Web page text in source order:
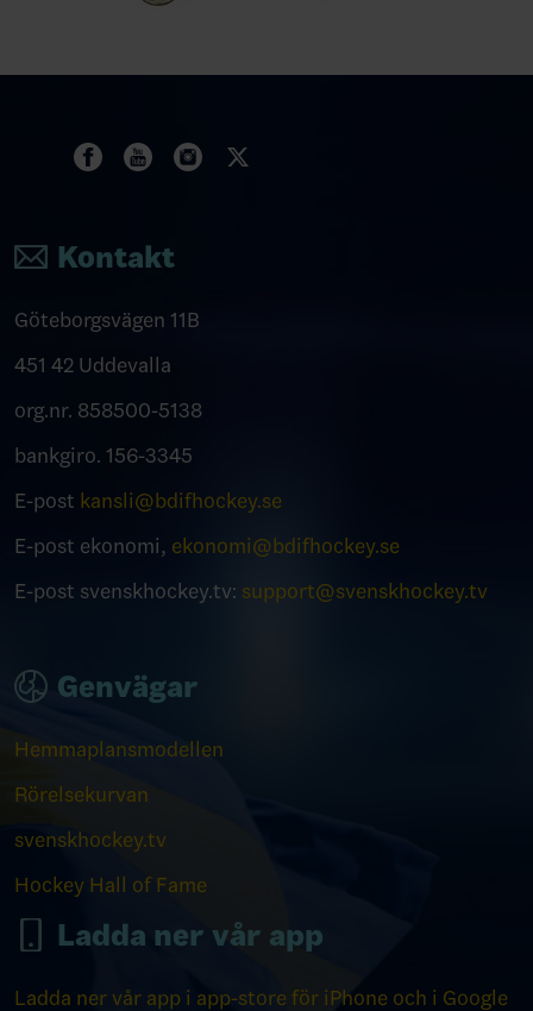
Kontakt
Göteborgsvägen 11B
451 42 Uddevalla
org.nr. 858500-5138
bankgiro. 156-3345
E-post kansli@bdifhockey.se
E-post ekonomi, ekonomi@bdifhockey.se
E-post svenskhockey.tv: support@svenskhockey.tv
Genvägar
Hemmaplansmodellen
Rörelsekurvan
svenskhockey.tv
Hockey Hall of Fame
Ladda ner vår app
Ladda ner vår app i app-store för iPhone och i Google